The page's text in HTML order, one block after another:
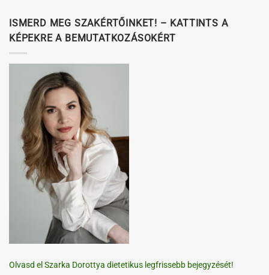
ISMERD MEG SZAKÉRTŐINKET! – KATTINTS A
KÉPEKRE A BEMUTATKOZÁSOKÉRT
Olvasd el Szarka Dorottya dietetikus legfrissebb bejegyzését!